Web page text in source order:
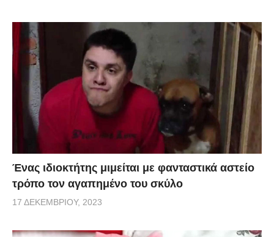
Ένας ιδιοκτήτης μιμείται με φανταστικά αστείο
τρόπο τον αγαπημένο του σκύλο
17 ΔΕΚΕΜΒΡΊΟΥ, 2023